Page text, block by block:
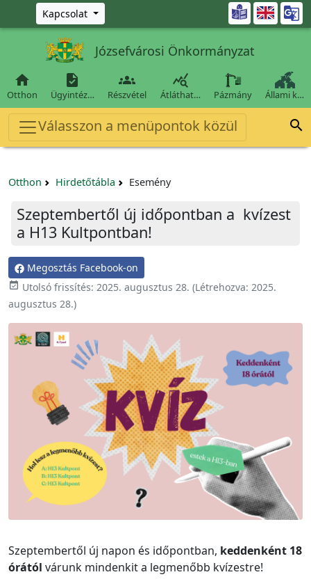
Ugrás a fő tartalomra
Kapcsolat 
Józsefvárosi Önkormányzat

Otthon

Ügyintéz…

Részvétel

Átláthat… Pázmány Állami k…
Válasszon a menüpontok közül 
Otthon Hirdetőtábla Esemény
Szeptembertől új időpontban a kvízest
a H13 Kultpontban!
Megosztás Facebook-on
 Utolsó frissítés: 2025. augusztus 28. (Létrehozva: 2025.
augusztus 28.)
Szeptembertől új napon és időpontban, keddenként 18
órától várunk mindenkit a legmenőbb kvízestre!